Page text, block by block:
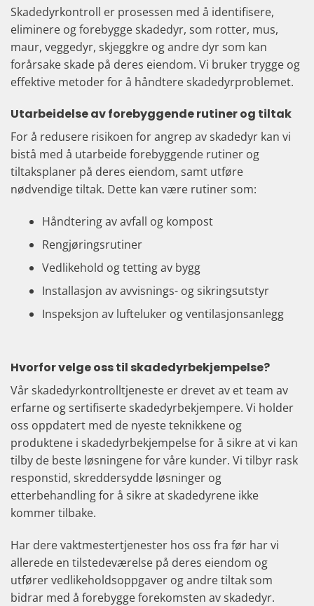
Skadedyrkontroll er prosessen med å identifisere,
eliminere og forebygge skadedyr, som rotter, mus,
maur, veggedyr, skjeggkre og andre dyr som kan
forårsake skade på deres eiendom. Vi bruker trygge og
effektive metoder for å håndtere skadedyrproblemet.
Utarbeidelse av forebyggende rutiner og tiltak
For å redusere risikoen for angrep av skadedyr kan vi
bistå med å utarbeide forebyggende rutiner og
tiltaksplaner på deres eiendom, samt utføre
nødvendige tiltak. Dette kan være rutiner som:
Håndtering av avfall og kompost
Rengjøringsrutiner
Vedlikehold og tetting av bygg
Installasjon av avvisnings- og sikringsutstyr
Inspeksjon av lufteluker og ventilasjonsanlegg
Hvorfor velge oss til skadedyrbekjempelse?
Vår skadedyrkontrolltjeneste er drevet av et team av
erfarne og sertifiserte skadedyrbekjempere. Vi holder
oss oppdatert med de nyeste teknikkene og
produktene i skadedyrbekjempelse for å sikre at vi kan
tilby de beste løsningene for våre kunder. Vi tilbyr rask
responstid, skreddersydde løsninger og
etterbehandling for å sikre at skadedyrene ikke
kommer tilbake.
Har dere vaktmestertjenester hos oss fra før har vi
allerede en tilstedeværelse på deres eiendom og
utfører vedlikeholdsoppgaver og andre tiltak som
bidrar med å forebygge forekomsten av skadedyr.